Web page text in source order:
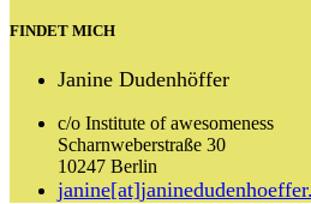
FINDET MICH
Janine Dudenhöffer
c/o Institute of awesomeness
Scharnweberstraße 30
10247 Berlin